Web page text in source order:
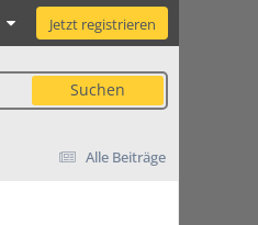
Jetzt registrieren
Suchen
Alle Beiträge